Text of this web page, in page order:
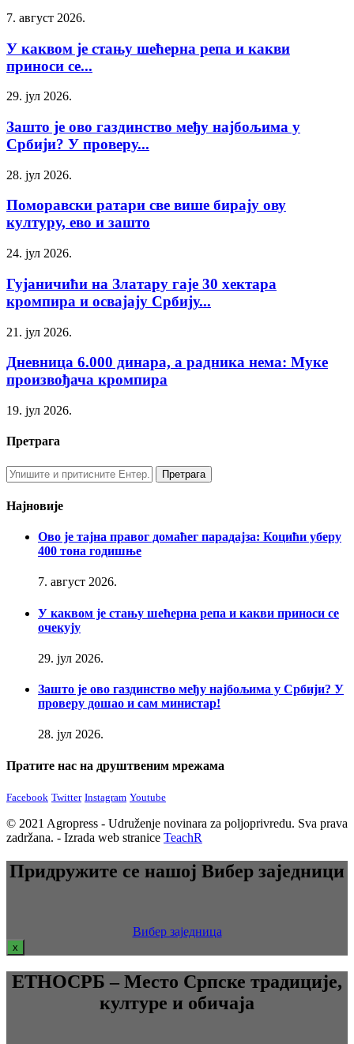
7. август 2026.
У каквом је стању шећерна репа и какви
приноси се...
29. јул 2026.
Зашто је ово газдинство међу најбољима у
Србији? У проверу...
28. јул 2026.
Поморавски ратари све више бирају ову
културу, ево и зашто
24. јул 2026.
Гујаничићи на Златару гаје 30 хектара
кромпира и освајају Србију...
21. јул 2026.
Дневница 6.000 динара, а радника нема: Муке
произвођача кромпира
19. јул 2026.
Претрага
Најновије
Ово је тајна правог домаћег парадајза: Коцићи уберу
400 тона годишње
7. август 2026.
У каквом је стању шећерна репа и какви приноси се
очекују
29. јул 2026.
Зашто је ово газдинство међу најбољима у Србији? У
проверу дошао и сам министар!
28. јул 2026.
Пратите нас на друштвеним мрежама
Facebook Twitter Instagram Youtube
© 2021 Agropress - Udruženje novinara za poljoprivredu. Sva prava
zadržana. - Izrada web stranice TeachR
Придружите се нашој Вибер заједници
Вибер заједница
x
ЕТНОСРБ – Место Српске традиције,
културе и обичаја